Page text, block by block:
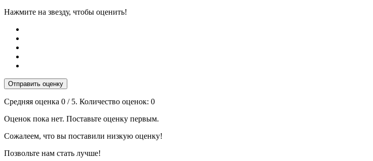
Нажмите на звезду, чтобы оценить!
Отправить оценку
Средняя оценка 0 / 5. Количество оценок: 0
Оценок пока нет. Поставьте оценку первым.
Сожалеем, что вы поставили низкую оценку!
Позвольте нам стать лучше!